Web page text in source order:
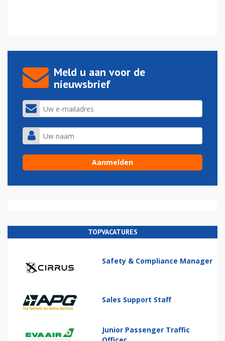
Meld u aan voor de
nieuwsbrief
TOPVACATURES
Safety & Compliance Manager
Sales Support Staff
Junior Passenger Traffic